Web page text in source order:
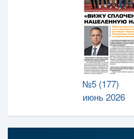
№5 (177)
июнь 2026